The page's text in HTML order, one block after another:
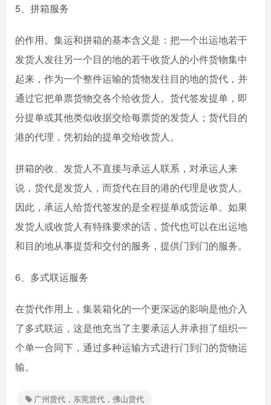
5、拼箱服务
的作用。集运和拼箱的基本含义是：把一个出运地若干
发货人发往另一个目的地的若干收货人的小件货物集中
起来，作为一个整件运输的货物发往目的地的货代，并
通过它把单票货物交各个给收货人。货代签发提单，即
分提单或其他类似收据交给每票货的发货人；货代目的
港的代理，凭初始的提单交给收货人。
拼箱的收、发货人不直接与承运人联系，对承运人来
说，货代是发货人，而货代在目的港的代理是收货人。
因此，承运人给货代签发的是全程提单或货运单。如果
发货人或收货人有特殊要求的话，货代也可以在出运地
和目的地从事提货和交付的服务，提供门到门的服务。
6、多式联运服务
在货代作用上，集装箱化的一个更深远的影响是他介入
了多式联运，这是他充当了主要承运人并承担了组织一
个单一合同下，通过多种运输方式进行门到门的货物运
输。
广州货代，东莞货代，佛山货代